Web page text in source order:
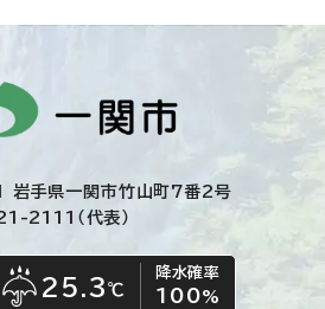
手県一関市竹山町7番2号
2111（代表）
今日の天気
雨
25.3℃
降水確率
100%